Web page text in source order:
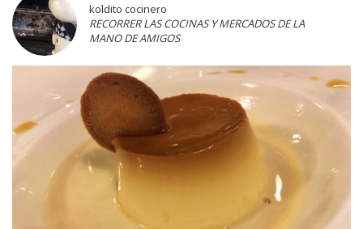
koldito cocinero
RECORRER LAS COCINAS Y MERCADOS DE LA
MANO DE AMIGOS